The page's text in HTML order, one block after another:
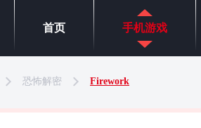
首页 手机游戏
恐怖解密 Firework